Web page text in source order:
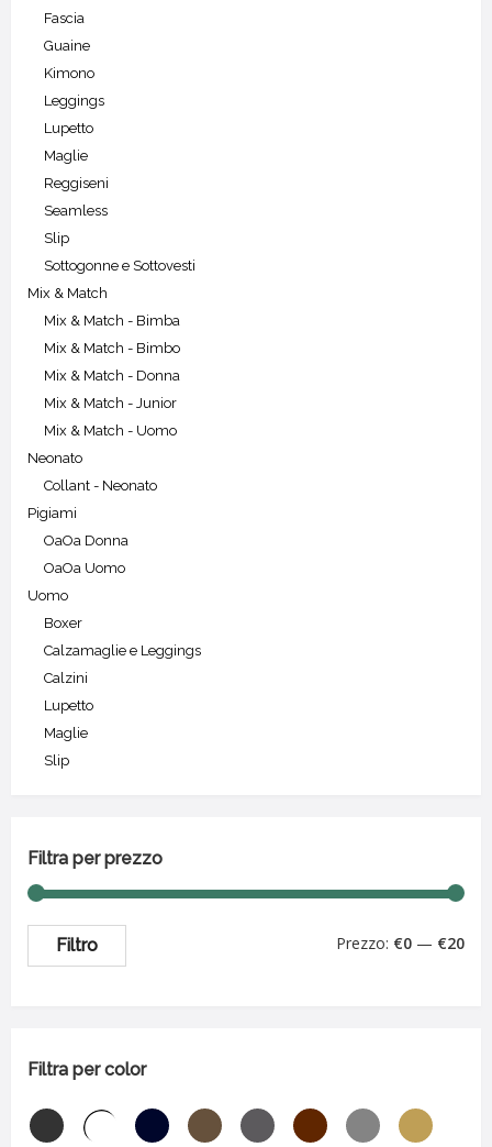
Fascia
Guaine
Kimono
Leggings
Lupetto
Maglie
Reggiseni
Seamless
Slip
Sottogonne e Sottovesti
Mix & Match
Mix & Match - Bimba
Mix & Match - Bimbo
Mix & Match - Donna
Mix & Match - Junior
Mix & Match - Uomo
Neonato
Collant - Neonato
Pigiami
OaOa Donna
OaOa Uomo
Uomo
Boxer
Calzamaglie e Leggings
Calzini
Lupetto
Maglie
Slip
Filtra per prezzo
Filtro Prezzo: €0 — €20
Filtra per color